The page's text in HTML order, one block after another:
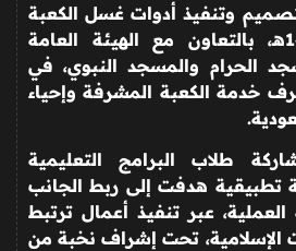
وتنفيذ أدوات غسل الكعبة
هـ، بالتعاون مع الهيئة العامة
الحرام والمسجد النبوي، في
خدمة الكعبة المشرفة وإحياء
.
طلاب البرامج التعليمية
تطبيقية هدفت إلى ربط الجانب
العملية، عبر تنفيذ أعمال ترتبط
الإسلامية، تحت إشراف نخبة من